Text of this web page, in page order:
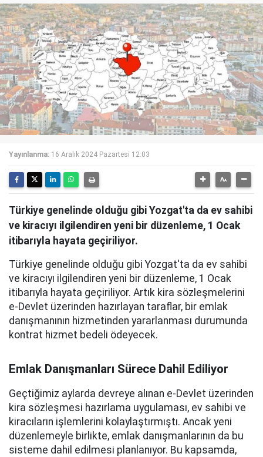
Yayınlanma: 16 Aralık 2024 Pazartesi 12:03
Türkiye genelinde olduğu gibi Yozgat'ta da ev sahibi
ve kiracıyı ilgilendiren yeni bir düzenleme, 1 Ocak
itibarıyla hayata geçiriliyor.
Türkiye genelinde olduğu gibi Yozgat'ta da ev sahibi
ve kiracıyı ilgilendiren yeni bir düzenleme, 1 Ocak
itibarıyla hayata geçiriliyor. Artık kira sözleşmelerini
e-Devlet üzerinden hazırlayan taraflar, bir emlak
danışmanının hizmetinden yararlanması durumunda
kontrat hizmet bedeli ödeyecek.
Emlak Danışmanları Sürece Dahil Ediliyor
Geçtiğimiz aylarda devreye alınan e-Devlet üzerinden
kira sözleşmesi hazırlama uygulaması, ev sahibi ve
kiracıların işlemlerini kolaylaştırmıştı. Ancak yeni
düzenlemeyle birlikte, emlak danışmanlarının da bu
sisteme dahil edilmesi planlanıyor. Bu kapsamda,